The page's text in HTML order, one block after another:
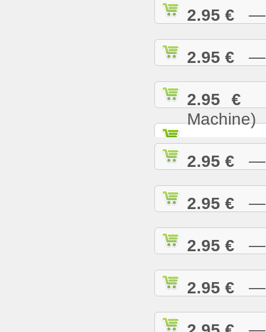
2.95 € —
2.95 € —
2.95 €
Machine)
2.95 € —
2.95 € —
2.95 € —
2.95 € —